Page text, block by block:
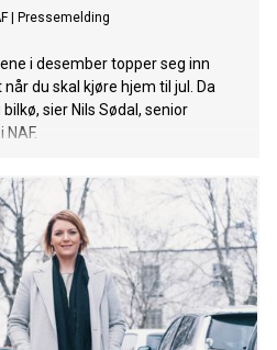
| Pressemelding
i desember topper seg inn
du skal kjøre hjem til jul. Da
sier Nils Sødal, senior